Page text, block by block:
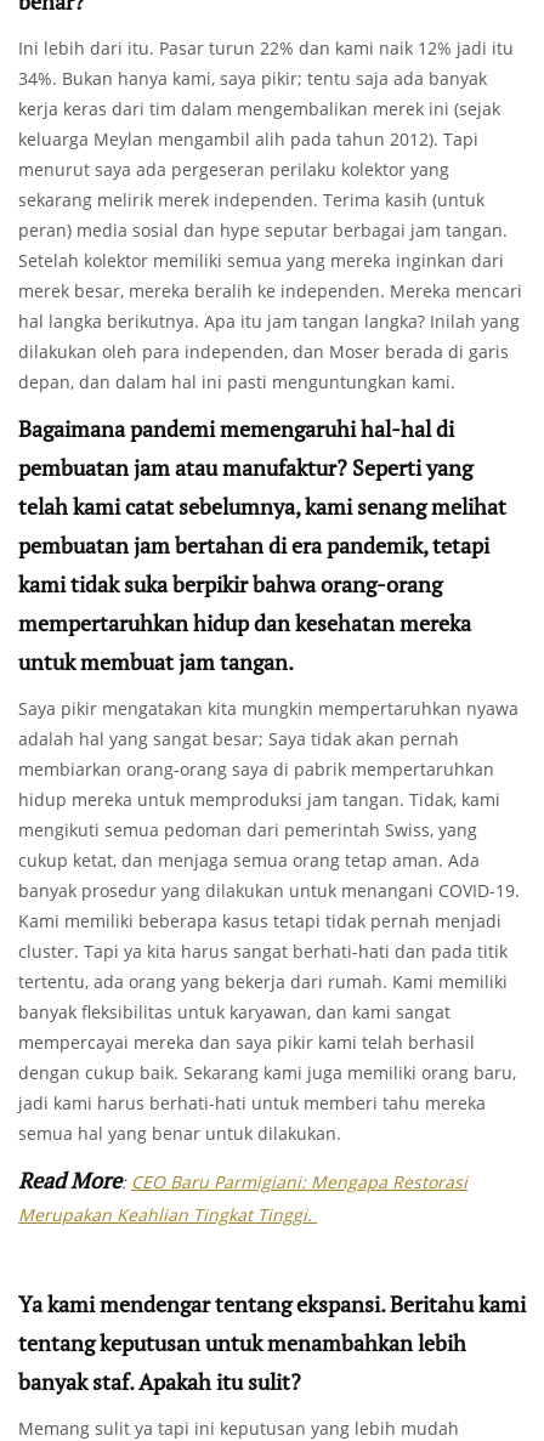
Ini lebih dari itu. Pasar turun 22% dan kami naik 12% jadi itu
34%. Bukan hanya kami, saya pikir; tentu saja ada banyak
kerja keras dari tim dalam mengembalikan merek ini (sejak
keluarga Meylan mengambil alih pada tahun 2012). Tapi
menurut saya ada pergeseran perilaku kolektor yang
sekarang melirik merek independen. Terima kasih (untuk
peran) media sosial dan hype seputar berbagai jam tangan.
Setelah kolektor memiliki semua yang mereka inginkan dari
merek besar, mereka beralih ke independen. Mereka mencari
hal langka berikutnya. Apa itu jam tangan langka? Inilah yang
dilakukan oleh para independen, dan Moser berada di garis
depan, dan dalam hal ini pasti menguntungkan kami.
Bagaimana pandemi memengaruhi hal-hal di
pembuatan jam atau manufaktur? Seperti yang
telah kami catat sebelumnya, kami senang melihat
pembuatan jam bertahan di era pandemik, tetapi
kami tidak suka berpikir bahwa orang-orang
mempertaruhkan hidup dan kesehatan mereka
untuk membuat jam tangan.
Saya pikir mengatakan kita mungkin mempertaruhkan nyawa
adalah hal yang sangat besar; Saya tidak akan pernah
membiarkan orang-orang saya di pabrik mempertaruhkan
hidup mereka untuk memproduksi jam tangan. Tidak, kami
mengikuti semua pedoman dari pemerintah Swiss, yang
cukup ketat, dan menjaga semua orang tetap aman. Ada
banyak prosedur yang dilakukan untuk menangani COVID-19.
Kami memiliki beberapa kasus tetapi tidak pernah menjadi
cluster. Tapi ya kita harus sangat berhati-hati dan pada titik
tertentu, ada orang yang bekerja dari rumah. Kami memiliki
banyak fleksibilitas untuk karyawan, dan kami sangat
mempercayai mereka dan saya pikir kami telah berhasil
dengan cukup baik. Sekarang kami juga memiliki orang baru,
jadi kami harus berhati-hati untuk memberi tahu mereka
semua hal yang benar untuk dilakukan.
Read More: CEO Baru Parmigiani: Mengapa Restorasi
Merupakan Keahlian Tingkat Tinggi.
Ya kami mendengar tentang ekspansi. Beritahu kami
tentang keputusan untuk menambahkan lebih
banyak staf. Apakah itu sulit?
Memang sulit ya tapi ini keputusan yang lebih mudah